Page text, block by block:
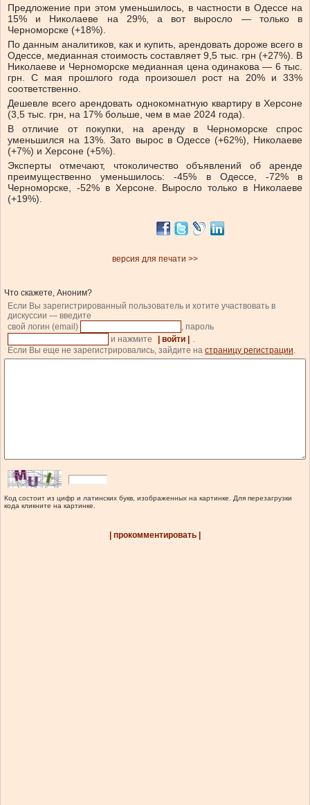
Предложение при этом уменьшилось, в частности в Одессе на
15% и Николаеве на 29%, а вот выросло — только в
Черноморске (+18%).
По данным аналитиков, как и купить, арендовать дороже всего в
Одессе, медианная стоимость составляет 9,5 тыс. грн (+27%). В
Николаеве и Черноморске медианная цена одинакова — 6 тыс.
грн. С мая прошлого года произошел рост на 20% и 33%
соответственно.
Дешевле всего арендовать однокомнатную квартиру в Херсоне
(3,5 тыс. грн, на 17% больше, чем в мае 2024 года).
В отличие от покупки, на аренду в Черноморске спрос
уменьшился на 13%. Зато вырос в Одессе (+62%), Николаеве
(+7%) и Херсоне (+5%).
Эксперты отмечают, чтоколичество объявлений об аренде
преимущественно уменьшилось: -45% в Одессе, -72% в
Черноморске, -52% в Херсоне. Выросло только в Николаеве
(+19%).
версия для печати >>
Что скажете, Аноним?
Если Вы зарегистрированный пользователь и хотите участвовать в
дискуссии — введите
свой логин (email)
, пароль
и нажмите
| войти |
.
Если Вы еще не зарегистрировались, зайдите на страницу регистрации.
Код состоит из цифр и латинских букв, изображенных на картинке. Для перезагрузки
кода кликните на картинке.
| прокомментировать |